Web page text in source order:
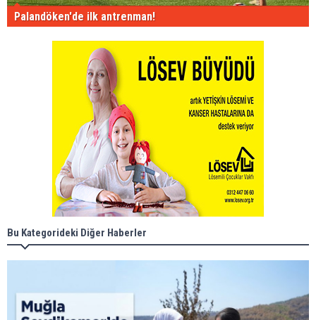
Palandöken'de ilk antrenman!
Bu Kategorideki Diğer Haberler